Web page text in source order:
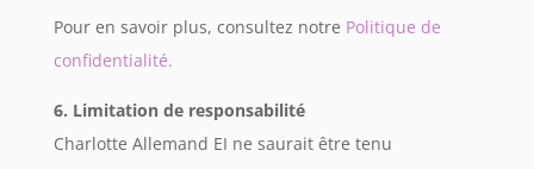
Pour en savoir plus, consultez notre Politique de
confidentialité.
6. Limitation de responsabilité
Charlotte Allemand EI ne saurait être tenu